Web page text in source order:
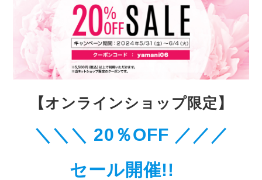
【オンラインショップ限定】
＼ ＼＼ 20％OFF ／ ／／
セール開催!!